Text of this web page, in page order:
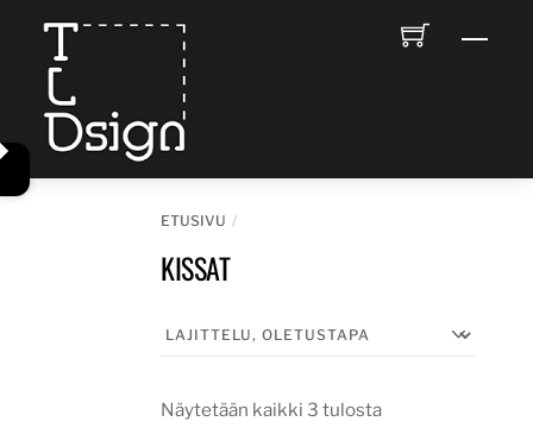
content
ETUSIVU
KISSAT
Näytetään kaikki 3 tulosta